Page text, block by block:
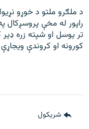
د ملګرو ملتو د خوړو
راپور له مخې پروسږکال
تر یوسل او شپته زره
کورونه او کروندې
شريکول